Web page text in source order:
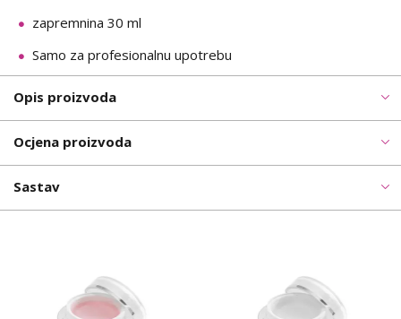
zapremnina 30 ml
Samo za profesionalnu upotrebu
Opis proizvoda
Ocjena proizvoda
Sastav